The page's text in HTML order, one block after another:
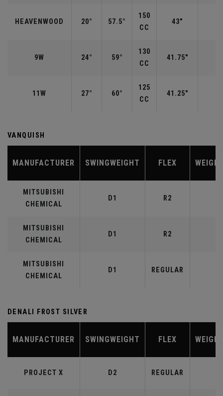
HEAVENWOOD 20° 57.5°
150
CC
43"
9W 24° 59°
130
CC
41.75"
11W 27° 60°
125
CC
41.25"
VANQUISH
MANUFACTURER SWINGWEIGHT FLEX
MITSUBISHI
CHEMICAL
D1 R2
MITSUBISHI
CHEMICAL
D1 R2
MITSUBISHI
CHEMICAL
D1 REGULAR
DENALI FROST SILVER
MANUFACTURER SWINGWEIGHT FLEX
PROJECT X D2 REGULAR